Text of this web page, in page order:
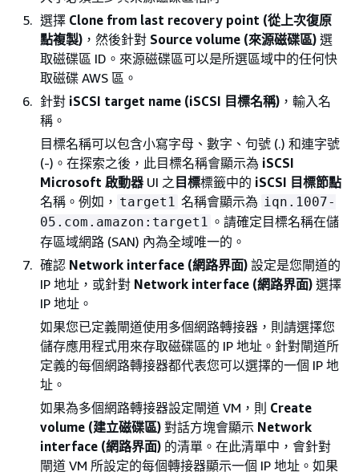
選擇 Clone from last recovery point (從上次復原
點複製) ，然後針對 Source volume (來源磁碟區) 選
取磁碟區 ID。來源磁碟區可以是所選區域中的任何快
取磁碟 AWS 區。
針對 iSCSI target name (iSCSI 目標名稱) ，輸入名
稱。
目標名稱可以包含小寫字母、數字、句號 (.) 和連字號
(-)。在探索之後，此目標名稱會顯示為 iSCSI
Microsoft 啟動器 UI 之 目標標籤中的 iSCSI 目標節點
名稱。例如， target1 名稱會顯示為 iqn.1007-
05.com.amazon:target1 。請確定目標名稱在儲
存區域網路 (SAN) 內為全域唯一的。
確認 Network interface (網路界面) 設定是您閘道的
IP 地址，或針對 Network interface (網路界面) 選擇
IP 地址。
如果您已定義閘道使用多個網路轉接器，則請選擇您
儲存應用程式用來存取磁碟區的 IP 地址。針對閘道所
定義的每個網路轉接器都代表您可以選擇的一個 IP 地
址。
如果為多個網路轉接器設定閘道 VM，則 Create
volume (建立磁碟區) 對話方塊會顯示 Network
interface (網路界面) 的清單。在此清單中，會針對
閘道 VM 所設定的每個轉接器顯示一個 IP 地址。如果